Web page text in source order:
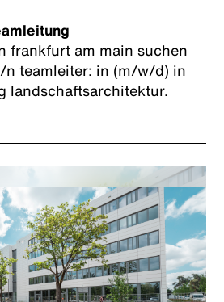
frankfurt am main suchen
teamleiter: in (m/w/d) in
landschaftsarchitektur.